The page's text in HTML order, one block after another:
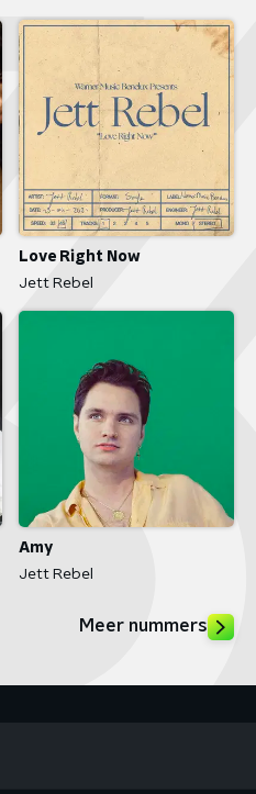
Love Right Now
Jett Rebel
Amy
Jett Rebel
Meer nummers